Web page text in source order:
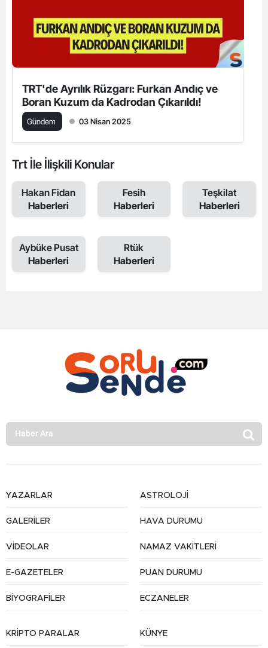
TRT'de Ayrılık Rüzgarı: Furkan Andıç ve
Boran Kuzum da Kadrodan Çıkarıldı!
Gündem 03 Nisan 2025
Trt İle İlişkili Konular
Hakan Fidan
Haberleri
Fesih
Haberleri
Teşkilat
Haberleri
Aybüke Pusat
Haberleri
Rtük
Haberleri
YAZARLAR
GALERİLER
VİDEOLAR
E-GAZETELER
BİYOGRAFİLER
ASTROLOJİ
HAVA DURUMU
NAMAZ VAKİTLERİ
PUAN DURUMU
ECZANELER
KRİPTO PARALAR KÜNYE